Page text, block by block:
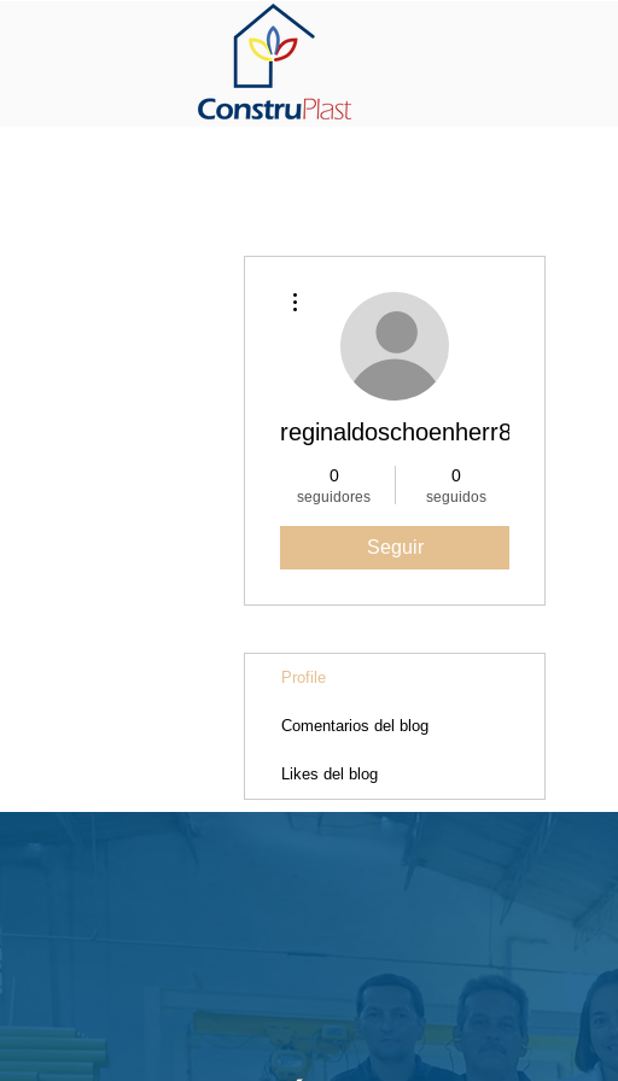
reginaldoschoenherr8
0
seguidores
0
seguidos
Seguir
Profile
Comentarios del blog
Likes del blog